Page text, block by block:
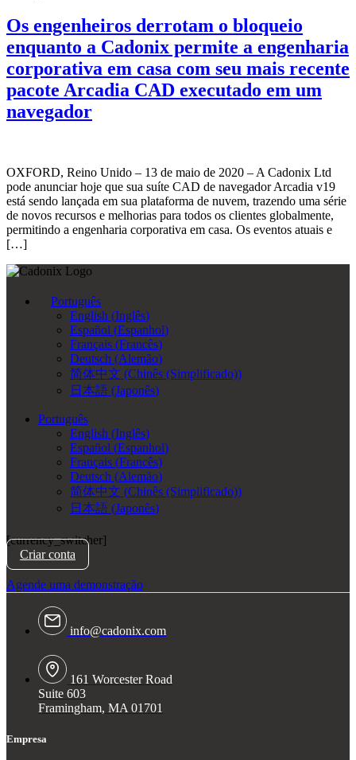
Os engenheiros derrotam o bloqueio
enquanto a Cadonix permite a engenharia
corporativa em casa com seu mais recente
pacote Arcadia CAD executado em um
navegador
OXFORD, Reino Unido – 13 de maio de 2020 – A Cadonix Ltd
pode anunciar hoje que sua suíte CAD de navegador Arcadia v19
está sendo lançada em sua plataforma de nuvem, trazendo uma série
de novos recursos e melhorias para todos os clientes globalmente,
permitindo a engenharia corporativa em casa. Os eventos atuais e
[…]
Português
English (Inglês)
Español (Espanhol)
Français (Francês)
Deutsch (Alemão)
简体中文 (Chinês (Simplificado))
日本語 (Japonês)
Português
English (Inglês)
Español (Espanhol)
Français (Francês)
Deutsch (Alemão)
简体中文 (Chinês (Simplificado))
日本語 (Japonês)
[currency_switcher]
Criar conta
Agende uma demonstração
info@cadonix.com
161 Worcester Road
Suite 603
Framingham, MA 01701
Empresa